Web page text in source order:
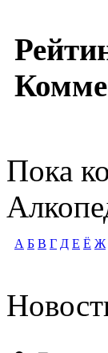
Пока
А Б В Г Д Е Ё Ж